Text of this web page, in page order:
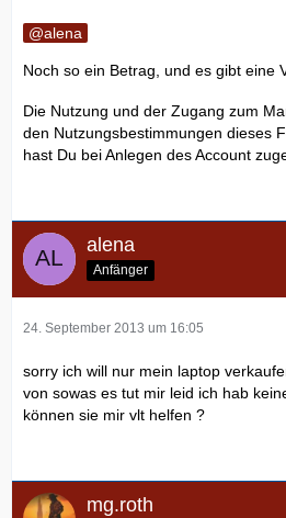
alena
Noch so ein Betrag, und es gibt eine
Die Nutzung und der Zugang zum
den Nutzungsbestimmungen dieses
hast Du bei Anlegen des Account
alena
Anfänger
24. September 2013 um 16:05
sorry ich will nur mein laptop
von sowas es tut mir leid ich hab
können sie mir vlt helfen ?
mg.roth